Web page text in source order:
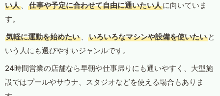
い人 、 仕事や予定に合わせて自由に通いたい人に向いていま
す。
気軽に運動を始めたい 、 いろいろなマシンや設備を使いたい と
いう人にも選びやすいジャンルです。
24時間営業の店舗なら早朝や仕事帰りにも通いやすく、大型施
設ではプールやサウナ、スタジオなどを使える場合もありま